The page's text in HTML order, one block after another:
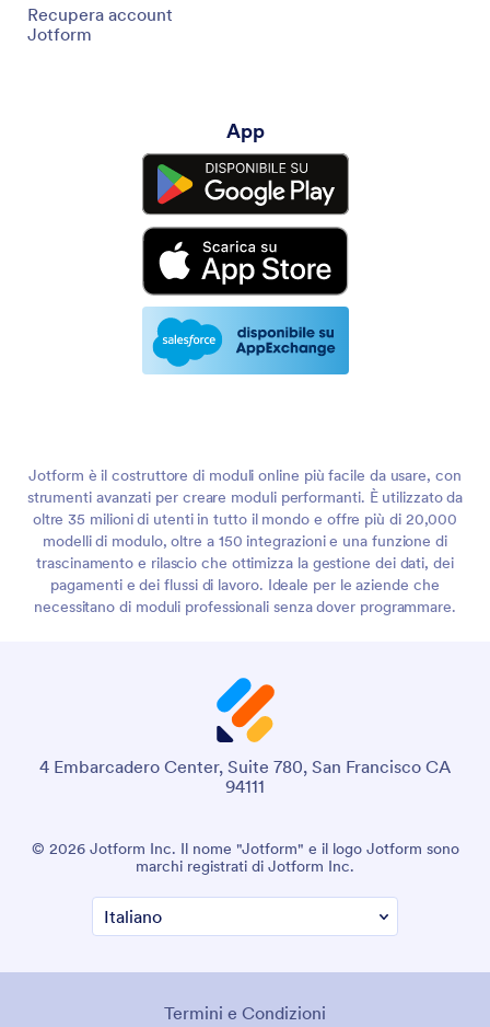
Recupera account
Jotform
App
Jotform è il costruttore di moduli online più facile da usare, con
strumenti avanzati per creare moduli performanti. È utilizzato da
oltre 35 milioni di utenti in tutto il mondo e offre più di 20,000
modelli di modulo, oltre a 150 integrazioni e una funzione di
trascinamento e rilascio che ottimizza la gestione dei dati, dei
pagamenti e dei flussi di lavoro. Ideale per le aziende che
necessitano di moduli professionali senza dover programmare.
4 Embarcadero Center, Suite 780, San Francisco CA
94111
© 2026 Jotform Inc. Il nome "Jotform" e il logo Jotform sono
marchi registrati di Jotform Inc.
Termini e Condizioni